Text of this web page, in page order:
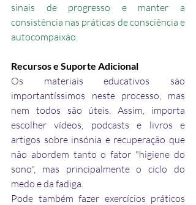
sinais de progresso e manter a
consistência nas práticas de consciência e
autocompaixão.
Recursos e Suporte Adicional
Os materiais educativos são
importantíssimos neste processo, mas
nem todos são úteis. Assim, importa
escolher vídeos, podcasts e livros e
artigos sobre insónia e recuperação que
não abordem tanto o fator "higiene do
sono", mas principalmente o ciclo do
medo e da fadiga.
Pode também fazer exercícios práticos